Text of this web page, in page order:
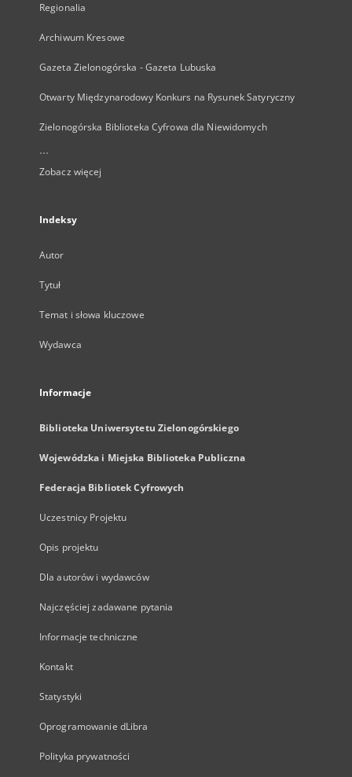
Regionalia
Archiwum Kresowe
Gazeta Zielonogórska - Gazeta Lubuska
Otwarty Międzynarodowy Konkurs na Rysunek Satyryczny
Zielonogórska Biblioteka Cyfrowa dla Niewidomych
...
Zobacz więcej
Indeksy
Autor
Tytuł
Temat i słowa kluczowe
Wydawca
Informacje
Biblioteka Uniwersytetu Zielonogórskiego
Wojewódzka i Miejska Biblioteka Publiczna
Federacja Bibliotek Cyfrowych
Uczestnicy Projektu
Opis projektu
Dla autorów i wydawców
Najczęściej zadawane pytania
Informacje techniczne
Kontakt
Statystyki
Oprogramowanie dLibra
Polityka prywatności